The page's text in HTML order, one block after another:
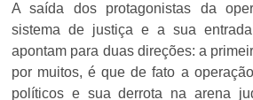
A saída dos protagonistas da
sistema de justiça e a sua
apontam para duas direções: a
por muitos, é que de fato a
políticos e sua derrota na arena